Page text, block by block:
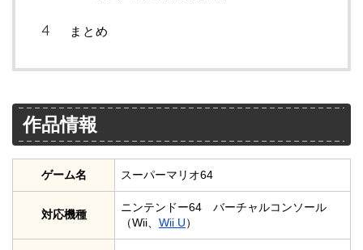
まとめ
作品情報
ゲーム名 スーパーマリオ64
対応機種
ニンテンドー64 バーチャルコンソール
（Wii、 Wii U）